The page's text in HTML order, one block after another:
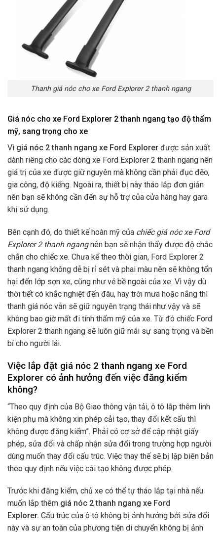
Thanh giá nóc cho xe Ford Explorer 2 thanh ngang
Giá nóc cho xe Ford Explorer 2 thanh ngang tạo độ thẩm
mỹ, sang trọng cho xe
Vì giá nóc 2 thanh ngang xe Ford Explorer được sản xuất
dành riêng cho các dòng xe Ford Explorer 2 thanh ngang nên
giá trị của xe được giữ nguyên mà không cần phải đục đẽo,
gia công, độ kiểng. Ngoài ra, thiết bị này tháo lắp đơn giản
nên bạn sẽ không cần đến sự hỗ trợ của cửa hàng hay gara
khi sử dụng.
Bên cạnh đó, do thiết kế hoàn mỹ của chiếc giá nóc xe Ford
Explorer 2 thanh ngangnên bạn sẽ nhận thấy được độ chắc
chắn cho chiếc xe. Chưa kể theo thời gian, Ford Explorer 2
thanh ngang không dễ bị rỉ sét và phai màu nên sẽ không tổn
hại đến lớp sơn xe, cũng như vẻ bề ngoài của xe. Vì vậy dù
thời tiết có khắc nghiệt đến đâu, hay trời mưa hoặc nắng thì
thanh giá nóc vẫn sẽ giữ nguyên trạng thái như vậy và sẽ
không bao giờ mất đi tính thẩm mỹ của xe. Từ đó chiếc Ford
Explorer 2 thanh ngang sẽ luôn giữ mãi sự sang trọng và bền
bỉ cho người lái.
Việc lắp đặt giá nóc 2 thanh ngang xe Ford
Explorer có ảnh hưởng đến việc đăng kiểm
không?
“Theo quy định của Bộ Giao thông vận tải, ô tô lắp thêm linh
kiện phụ mà không xin phép cải tạo, thay đổi kết cấu thì
không được đăng kiểm”. Phải có cơ sở để cập nhật giấy
phép, sửa đổi và chấp nhận sửa đổi trong trường hợp người
dùng muốn thay đổi cấu trúc. Việc thay thế sẽ bị lập biên bản
theo quy định nếu việc cải tạo không được phép.
Trước khi đăng kiểm, chủ xe có thể tự tháo lắp tại nhà nếu
muốn lắp thêm giá nóc 2 thanh ngang xe Ford
Explorer. Cấu trúc của ô tô không bị ảnh hưởng bởi sửa đổi
này và sự an toàn của phương tiện di chuyển không bị ảnh